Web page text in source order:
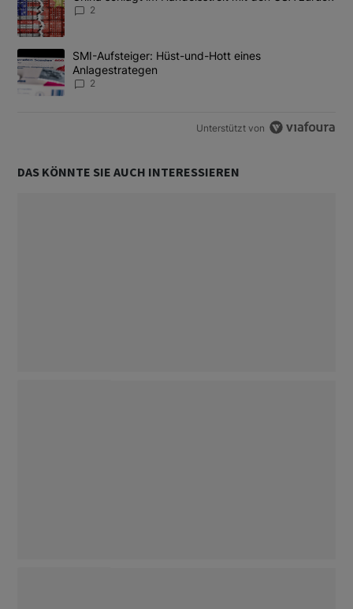
2
Ein Trendartikel mit dem Titel "SMI-Aufsteiger: Hüst-und-Hott
SMI-Aufsteiger: Hüst-und-Hott eines
Anlagestrategen
2
Unterstützt von
DAS KÖNNTE SIE AUCH INTERESSIEREN